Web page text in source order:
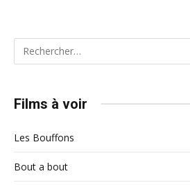
Films à voir
Les Bouffons
Bout a bout